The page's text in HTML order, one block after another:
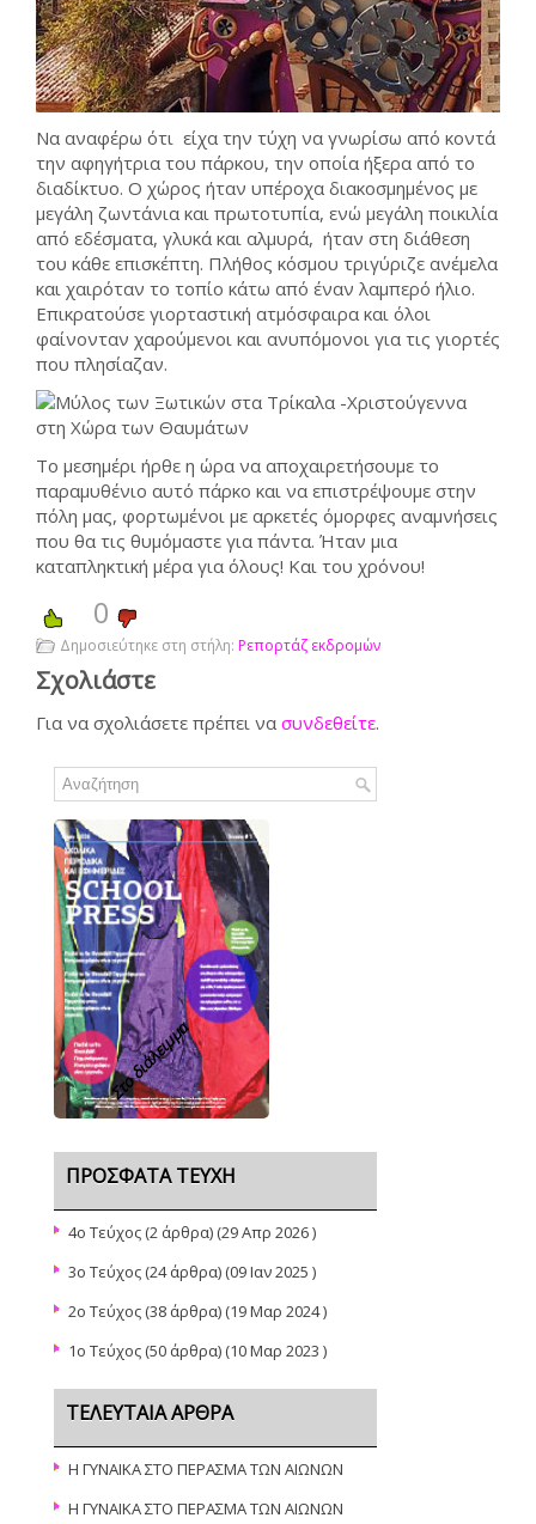
Να αναφέρω ότι είχα την τύχη να γνωρίσω από κοντά
την αφηγήτρια του πάρκου, την οποία ήξερα από το
διαδίκτυο. Ο χώρος ήταν υπέροχα διακοσμημένος με
μεγάλη ζωντάνια και πρωτοτυπία, ενώ μεγάλη ποικιλία
από εδέσματα, γλυκά και αλμυρά, ήταν στη διάθεση
του κάθε επισκέπτη. Πλήθος κόσμου τριγύριζε ανέμελα
και χαιρόταν το τοπίο κάτω από έναν λαμπερό ήλιο.
Επικρατούσε γιορταστική ατμόσφαιρα και όλοι
φαίνονταν χαρούμενοι και ανυπόμονοι για τις γιορτές
που πλησίαζαν.
Το μεσημέρι ήρθε η ώρα να αποχαιρετήσουμε το
παραμυθένιο αυτό πάρκο και να επιστρέψουμε στην
πόλη μας, φορτωμένοι με αρκετές όμορφες αναμνήσεις
που θα τις θυμόμαστε για πάντα. Ήταν μια
καταπληκτική μέρα για όλους! Και του χρόνου!
0
Δημοσιεύτηκε στη στήλη: Ρεπορτάζ εκδρομών
Σχολιάστε
Για να σχολιάσετε πρέπει να συνδεθείτε.
Στο διάλειμμα
ΠΡΌΣΦΑΤΑ ΤΕΎΧΗ
4o Τεύχος (2 άρθρα) (29 Απρ 2026 )
3ο Τεύχος (24 άρθρα) (09 Ιαν 2025 )
2ο Τεύχος (38 άρθρα) (19 Μαρ 2024 )
1o Τεύχος (50 άρθρα) (10 Μαρ 2023 )
ΤΕΛΕΥΤΑΊΑ ΆΡΘΡΑ
Η ΓΥΝΑΙΚΑ ΣΤΟ ΠΕΡΑΣΜΑ ΤΩΝ ΑΙΩΝΩΝ
Η ΓΥΝΑΙΚΑ ΣΤΟ ΠΕΡΑΣΜΑ ΤΩΝ ΑΙΩΝΩΝ